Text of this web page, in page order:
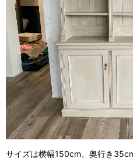
サイズは横幅150cm、奥行き